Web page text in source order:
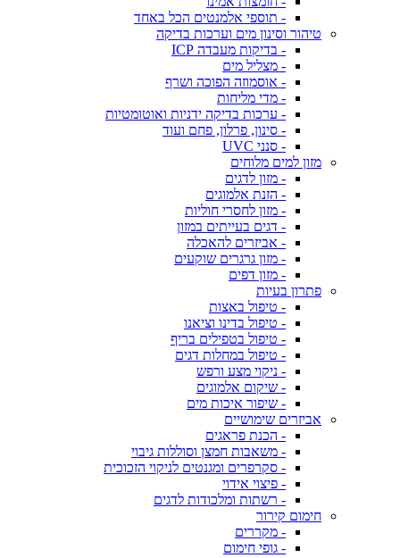
- תוספי אלמנטים הכל באחד
טיהור וסינון מים וערכות בדיקה
- בדיקות מעבדה ICP
- מצליל מים
- אוסמוזה הפוכה ושרף
- מדי מליחות
- ערכות בדיקה ידניות ואוטומטיות
- סינון, פרלון, פחם ועוד
- סנני UVC
מזון למים מלוחים
- מזון לדגים
- הזנת אלמוגים
- מזון לחסרי חוליות
- דגים בעייתים במזון
- אביזרים להאכלה
- מזון גרגרים שוקעים
- מזון דפים
פתרון בעיות
- טיפול באצות
- טיפול בדינו וציאנו
- טיפול בטפילים בריף
- טיפול במחלות דגים
- ניקוי מצע ורפש
- שיקום אלמוגים
- שיפור איכות מים
אביזרים שימושיים
- הכנת פראגים
- משאבות חמצן וסוללות גיבוי
- סקרפרים ומגנטים לניקוי הזכוכית
- פיצוי אידוי
- רשתות ומלכודות לדגים
חימום קירור
- מקררים
- גופי חימום